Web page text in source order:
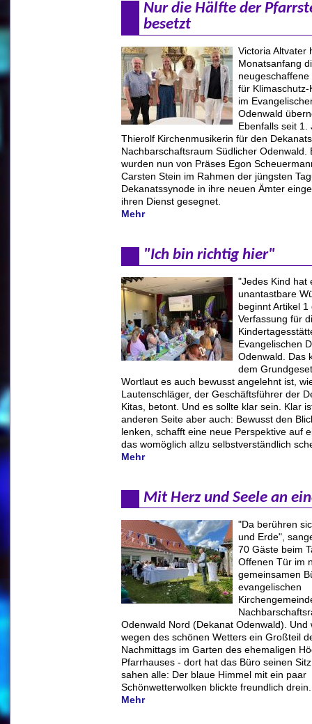
Nur die Hälfte der
besetzt
Victoria Altvater
Monatsanfang
neugeschaffene
für Klimaschutz-
im
Odenwald
Ebenfalls seit 1.
Thierolf Kirchenmusikerin für den
Nachbarschaftsraum Südlicher Odenwald.
wurden nun von Präses Egon
Carsten Stein im Rahmen der jüngsten
Dekanatssynode in ihre neuen Ämter
ihren Dienst gesegnet.
Mehr
"Ich bin richtig hier"
"Jedes Kind hat
unantastbare
beginnt Artikel 1
Verfassung für
Evangelischen
Odenwald. Das
dem
Wortlaut es auch bewusst angelehnt ist,
Lautenschläger, der Geschäftsführer der
Kitas, betont. Und es sollte klar sein. Klar
anderen Seite aber auch: Bewusst den
lenken, schafft eine neue Perspektive auf
das womöglich allzu selbstverständlich
Mehr
Mit Herz und Seele an
"Da berühren
und Erde",
70 Gäste beim
Offenen Tür im
gemeinsamen
evangelischen
Odenwald Nord (Dekanat Odenwald). Und
wegen des schönen Wetters ein Großteil
Nachmittags im Garten des ehemaligen
Pfarrhauses - dort hat das Büro seinen
sahen alle: Der blaue Himmel mit ein paar
Schönwetterwolken blickte freundlich drein.
Mehr